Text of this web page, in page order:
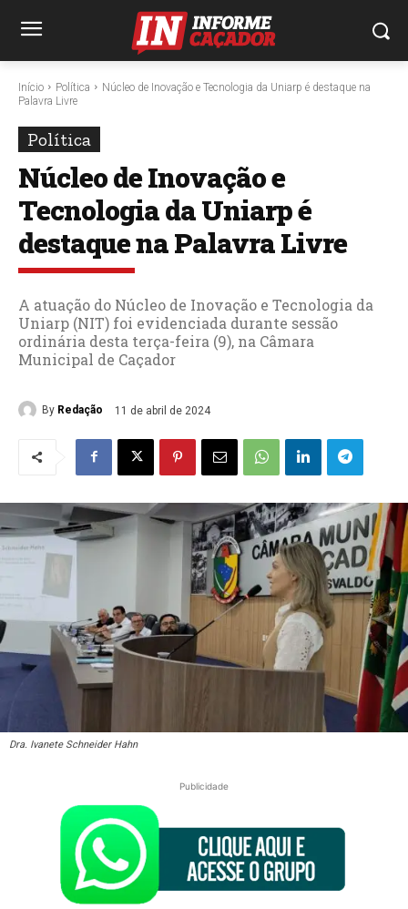
Início Política
Núcleo de Inovação e Tecnologia da Uniarp é destaque na
Palavra Livre
Política
Núcleo de Inovação e
Tecnologia da Uniarp é
destaque na Palavra Livre
A atuação do Núcleo de Inovação e Tecnologia da
Uniarp (NIT) foi evidenciada durante sessão
ordinária desta terça-feira (9), na Câmara
Municipal de Caçador
By Redação 11 de abril de 2024
Dra. Ivanete Schneider Hahn
Publicidade